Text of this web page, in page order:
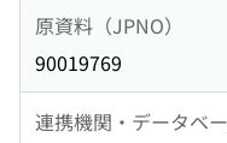
原資料（JPNO）
90019769
連携機関・データベ